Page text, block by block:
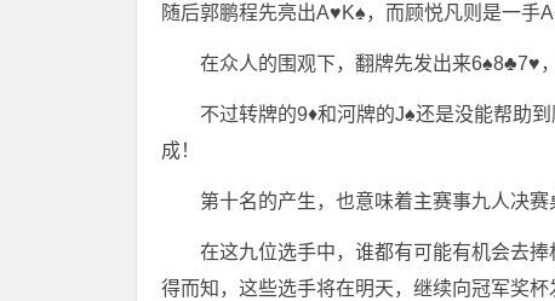
随后郭鹏程先亮出A♥️K♠️，而顾悦凡则是一手
在众人的围观下，翻牌先发出来6♠️8♣️7♥️
不过转牌的9♦️和河牌的J♠️还是没能帮助
成！
第十名的产生，也意味着主赛事九人决
在这九位选手中，谁都有可能有机会去
得而知，这些选手将在明天，继续向冠军奖